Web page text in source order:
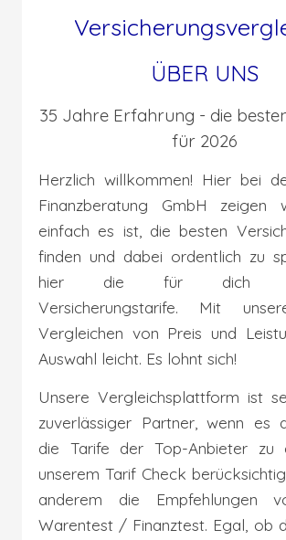
ÜBER UNS
35 Jahre Erfahrung - die
für 2026
Herzlich willkommen! Hier bei
Finanzberatung GmbH zeigen
einfach es ist, die besten
finden und dabei ordentlich zu
hier die für dich
Versicherungstarife. Mit
Vergleichen von Preis und
Auswahl leicht. Es lohnt sich!
Unsere Vergleichsplattform ist
zuverlässiger Partner, wenn es
die Tarife der Top-Anbieter zu
unserem Tarif Check
anderem die Empfehlungen
Warentest / Finanztest. Egal, ob